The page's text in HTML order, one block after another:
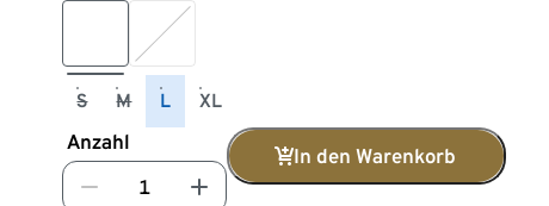
S M L XL
Anzahl
In den Warenkorb